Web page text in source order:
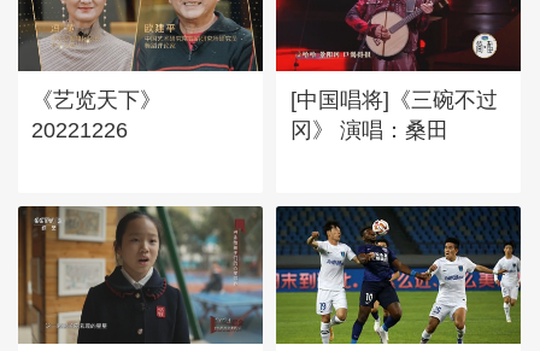
《艺览天下》
20221226
[中国唱将]《三碗不过
冈》 演唱：桑田